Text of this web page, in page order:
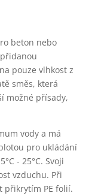
beton nebo
pouze vlhkost z
směs, která
možné přísady,
vody a má
pro ukládání
- 25°C. Svoji
vzduchu. Při
přikrytím PE folií.